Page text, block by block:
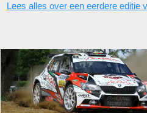
Lees alles over een eerdere editie